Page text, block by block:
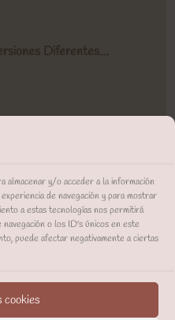
almacenar y/o acceder a la información
de navegación y para mostrar
a estas tecnologías nos permitirá
o los ID's únicos en este
puede afectar negativamente a ciertas
cookies